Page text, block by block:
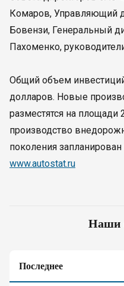
Комаров, Управляющий
Бовензи, Генеральный
Пахоменко,
Общий объем
долларов. Новые
разместятся на площади
производство
поколения
www.autostat.ru
Наши
Последнее